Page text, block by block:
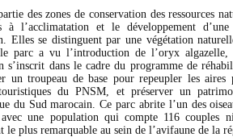
des zones de conservation des ressources
à l’acclimatation et le développement
Elles se distinguent par une végétation
le parc a vu l’introduction de l’oryx
s’inscrit dans le cadre du programme de
un troupeau de base pour repeupler les aires
du PNSM, et préserver un
du Sud marocain. Ce parc abrite l’un des
avec une population qui compte 116 couples
le plus remarquable au sein de l’avifaune de la